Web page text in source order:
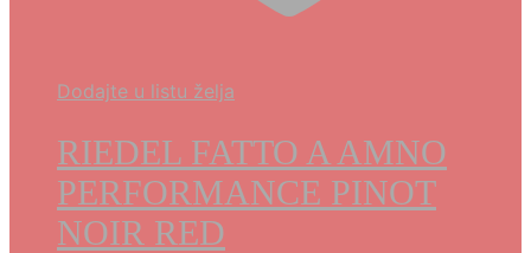
Dodajte u listu želja
RIEDEL FATTO A AMNO
PERFORMANCE PINOT
NOIR RED